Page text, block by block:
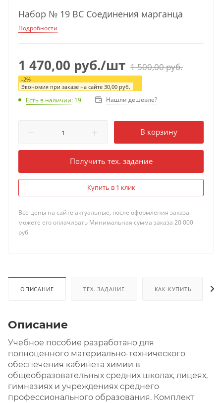
Набор № 19 ВС Соединения марганца
Подробности
1 470,00 руб./шт 1 500,00руб.
-2%
Экономия при заказе на сайте 30,00 руб.
Есть в наличии: 19 Нашли дешевле?
В корзину
Получить тех. задание
Купить в 1 клик
Все цены на сайте актуальные, после оформления заказа
можете его оплачивать Минимальная сумма заказа 20 000
руб.
ОПИСАНИЕ ТЕХ. ЗАДАНИЕ КАК КУПИТЬ
Описание
Учебное пособие разработано для
полноценного материально-технического
обеспечения кабинета химии в
общеобразовательных средних школах, лицеях,
гимназиях и учреждениях среднего
профессионального образования. Комплект